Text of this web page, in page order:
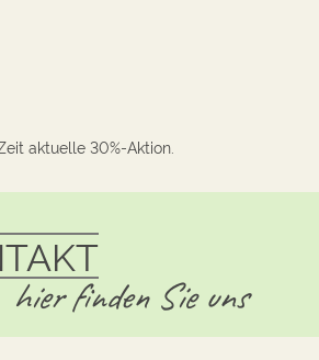
aktuelle 30%-Aktion.
hier finden Sie uns